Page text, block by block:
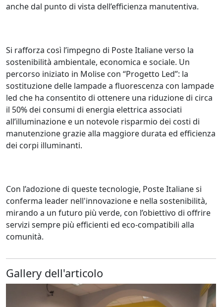
anche dal punto di vista dell’efficienza manutentiva.
Si rafforza così l’impegno di Poste Italiane verso la
sostenibilità ambientale, economica e sociale. Un
percorso iniziato in Molise con “Progetto Led”: la
sostituzione delle lampade a fluorescenza con lampade
led che ha consentito di ottenere una riduzione di circa
il 50% dei consumi di energia elettrica associati
all’illuminazione e un notevole risparmio dei costi di
manutenzione grazie alla maggiore durata ed efficienza
dei corpi illuminanti.
Con l’adozione di queste tecnologie, Poste Italiane si
conferma leader nell'innovazione e nella sostenibilità,
mirando a un futuro più verde, con l’obiettivo di offrire
servizi sempre più efficienti ed eco-compatibili alla
comunità.
Gallery dell'articolo